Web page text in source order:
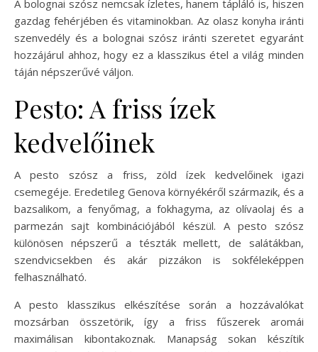
A bolognai szósz nemcsak ízletes, hanem tápláló is, hiszen
gazdag fehérjében és vitaminokban. Az olasz konyha iránti
szenvedély és a bolognai szósz iránti szeretet egyaránt
hozzájárul ahhoz, hogy ez a klasszikus étel a világ minden
táján népszerűvé váljon.
Pesto: A friss ízek
kedvelőinek
A pesto szósz a friss, zöld ízek kedvelőinek igazi
csemegéje. Eredetileg Genova környékéről származik, és a
bazsalikom, a fenyőmag, a fokhagyma, az olívaolaj és a
parmezán sajt kombinációjából készül. A pesto szósz
különösen népszerű a tészták mellett, de salátákban,
szendvicsekben és akár pizzákon is sokféleképpen
felhasználható.
A pesto klasszikus elkészítése során a hozzávalókat
mozsárban összetörik, így a friss fűszerek aromái
maximálisan kibontakoznak. Manapság sokan készítik